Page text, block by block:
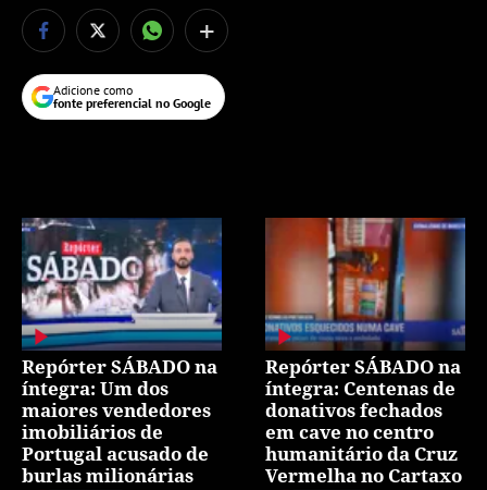
+
Adicione como
fonte preferencial no Google
Repórter SÁBADO na
íntegra: Um dos
maiores vendedores
imobiliários de
Portugal acusado de
burlas milionárias
Repórter SÁBADO na
íntegra: Centenas de
donativos fechados
em cave no centro
humanitário da Cruz
Vermelha no Cartaxo